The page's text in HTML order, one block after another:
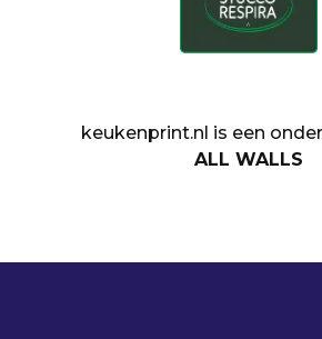
keukenprint.nl is een
ALL WALLS